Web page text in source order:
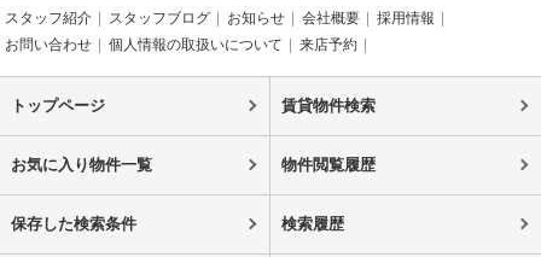
スタッフ紹介 スタッフブログ お知らせ 会社概要
採用情報
お問い合わせ
個人情報の取扱いについて 来店予約
トップページ 賃貸物件検索
お気に入り物件一覧 物件閲覧履歴
保存した検索条件 検索履歴